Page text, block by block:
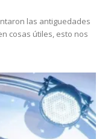
las antiguedades
cosas útiles, esto nos